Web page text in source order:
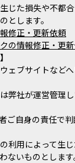
じた損失や不都
とします。
修正・更新依頼
の情報修正・更
ェブサイトなど
弊社が運営管理
ご自身の責任で
利用によって生
ないものとします